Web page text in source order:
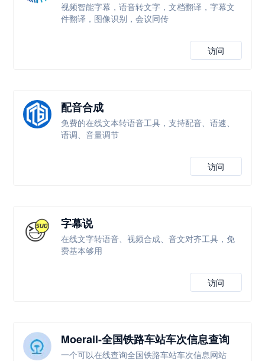
视频智能字幕，语音转文字，文档翻译，字幕文
件翻译，图像识别，会议同传
访问
配音合成
免费的在线文本转语音工具，支持配音、语速、
语调、音量调节
访问
字幕说
在线文字转语音、视频合成、音文对齐工具，免
费基本够用
访问
Moerail-全国铁路车站车次信息查询
一个可以在线查询全国铁路车站车次信息网站